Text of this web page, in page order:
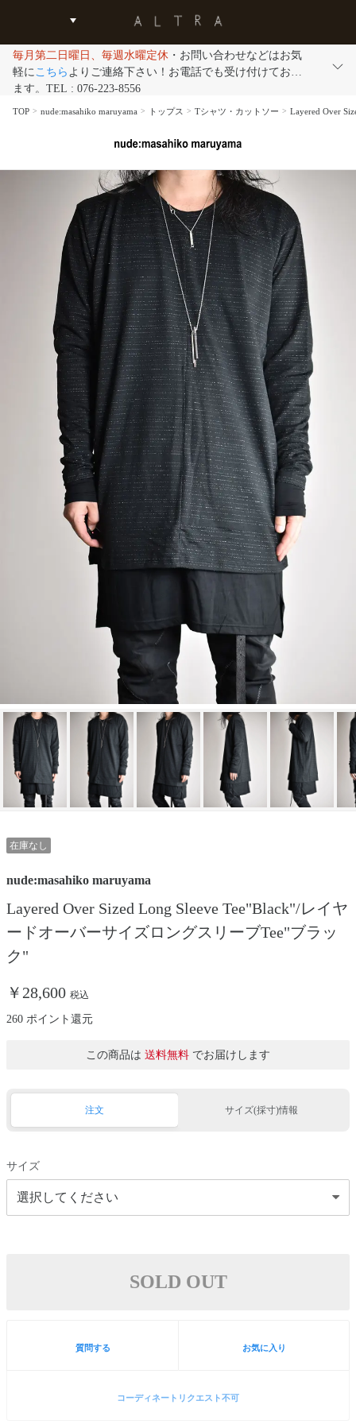
毎月第二日曜日、毎週水曜定休 ・お問い合わせなどはお気
軽にこちら よりご連絡下さい！お電話でも受け付けており
ます。TEL : 076-223-8556
TOP nude:masahiko maruyama トップス Tシャツ・カットソー Layered Over
在庫なし
nude:masahiko maruyama
Layered Over Sized Long Sleeve Tee"Black"/レイヤ
ードオーバーサイズロングスリーブTee"ブラッ
ク"
￥28,600 税込
260 ポイント還元
この商品は 送料無料 でお届けします
注文 サイズ(採寸)情報
サイズ
SOLD OUT
質問する お気に入り
コーディネートリクエスト不可